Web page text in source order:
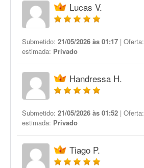
Lucas V.
Submetido: 21/05/2026 às 01:17 | Oferta:
estimada: Privado
Handressa H.
Submetido: 21/05/2026 às 01:52 | Oferta:
estimada: Privado
Tiago P.